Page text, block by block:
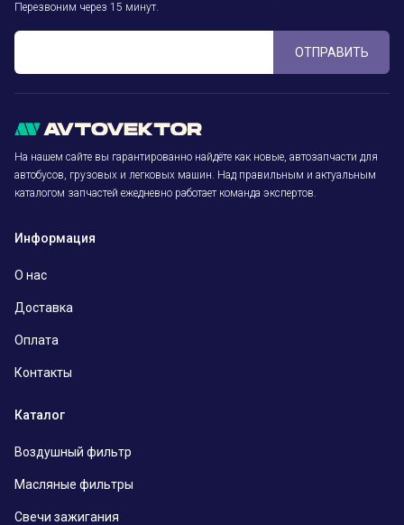
Перезвоним через 15 минут.
ОТПРАВИТЬ
На нашем сайте вы гарантированно найдёте как новые, автозапчасти для
автобусов, грузовых и легковых машин. Над правильным и актуальным
каталогом запчастей ежедневно работает команда экспертов.
Информация
О нас
Доставка
Оплата
Контакты
Каталог
Воздушный фильтр
Масляные фильтры
Свечи зажигания